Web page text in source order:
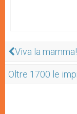
Viva la mamma!
Oltre 1700 le